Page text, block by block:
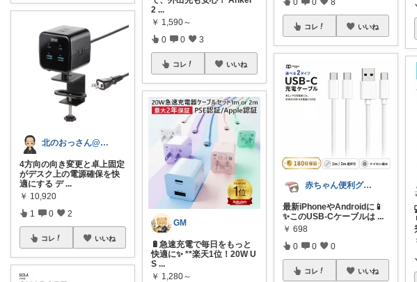
北のおっさん@ガジェット好き
4方向の向き変更と卓上固定
がデスク上の電源確保を快
適にする デ ...
￥ 10,920
1 0 2
コレ いいね
2 ...
￥ 1,590～
0 0 3
コレ いいね
GM
🔋急速充電で毎日をもっと
快適に✨ **楽天1位！20W U
S ...
￥ 1,280～
コレ いいね
赤ちゃん便利グッズ♡
最新iPhoneやAndroidに📱
✨このUSB-Cケーブルは ...
￥ 698
0 0 0
コレ いいね